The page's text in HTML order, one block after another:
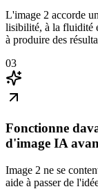
L'image 2 accorde
lisibilité, à la fluidité
à produire des
03
Fonctionne
d'image IA
Image 2 ne se
aide à passer de